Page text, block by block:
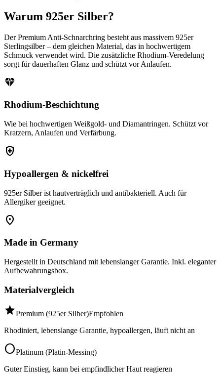
Warum 925er Silber?
Der Premium Anti-Schnarchring besteht aus massivem 925er
Sterlingsilber – dem gleichen Material, das in hochwertigem
Schmuck verwendet wird. Die zusätzliche Rhodium-Veredelung
sorgt für dauerhaften Glanz und schützt vor Anlaufen.
diamond
Rhodium-Beschichtung
Wie bei hochwertigen Weißgold- und Diamantringen. Schützt vor
Kratzern, Anlaufen und Verfärbung.
health_and_safety
Hypoallergen & nickelfrei
925er Silber ist hautverträglich und antibakteriell. Auch für
Allergiker geeignet.
location_on
Made in Germany
Hergestellt in Deutschland mit lebenslanger Garantie. Inkl. eleganter
Aufbewahrungsbox.
Materialvergleich
starPremium (925er Silber)Empfohlen
Rhodiniert, lebenslange Garantie, hypoallergen, läuft nicht an
circlePlatinum (Platin-Messing)
Guter Einstieg, kann bei empfindlicher Haut reagieren